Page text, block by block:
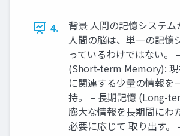
4.
背景 人間の記憶システム
人間の脳は、単一の記憶
っているわけではない。
(Short-term Memory): 現
に関連する少量の情報を
持。 – 長期記憶 (Long-
膨大な情報を長期間にわ
必要に応じて 取り出す。